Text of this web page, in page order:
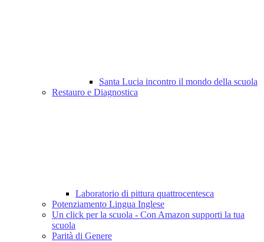
Santa Lucia incontro il mondo della scuola
Restauro e Diagnostica
Laboratorio di pittura quattrocentesca
Potenziamento Lingua Inglese
Un click per la scuola - Con Amazon supporti la tua
scuola
Parità di Genere